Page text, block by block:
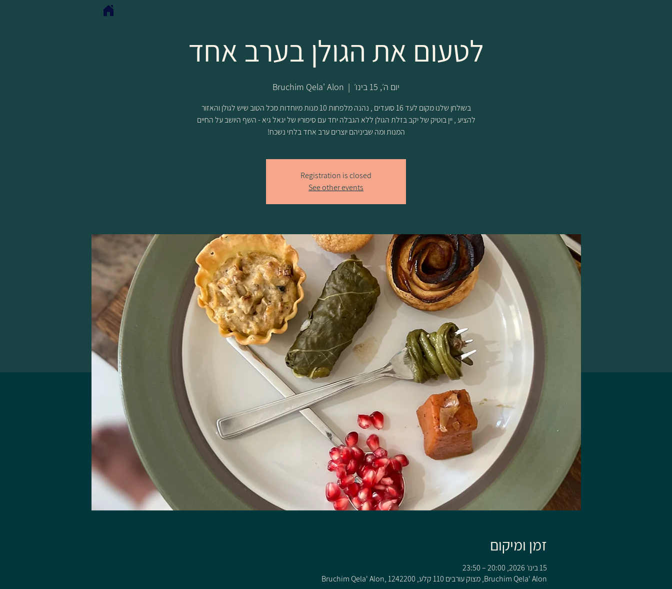
לטעום את הגולן בערב אחד
יום ה׳, 15 בינו׳
  |
Bruchim Qela' Alon
בשולחן שלנו מקום לעד 16 סועדים , נהנה מלפחות 10 מנות מיוחדות מכל הטוב שיש לגולן והאזור
להציע , יין בוטיק של יקב בזלת הגולן ללא הגבלה יחד עם סיפוריו של יגאל גיא - השף היושב על החיים
המנות ומה שביניהם יוצרים ערב אחד בלתי נשכח!
Registration is closed
See other events
זמן ומיקום
15 בינו׳ 2026, 20:00 – 23:50
Bruchim Qela' Alon, מצוק עורבים 110 קלע, Bruchim Qela' Alon, 1242200